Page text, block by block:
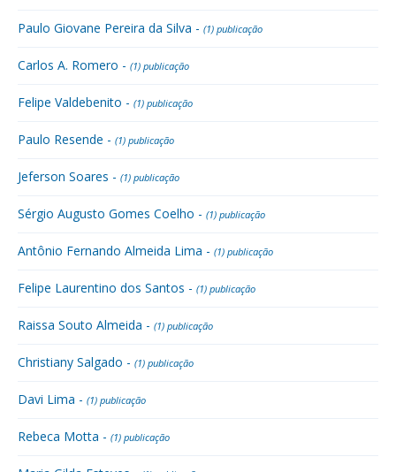
Paulo Giovane Pereira da Silva - (1) publicação
Carlos A. Romero - (1) publicação
Felipe Valdebenito - (1) publicação
Paulo Resende - (1) publicação
Jeferson Soares - (1) publicação
Sérgio Augusto Gomes Coelho - (1) publicação
Antônio Fernando Almeida Lima - (1) publicação
Felipe Laurentino dos Santos - (1) publicação
Raissa Souto Almeida - (1) publicação
Christiany Salgado - (1) publicação
Davi Lima - (1) publicação
Rebeca Motta - (1) publicação